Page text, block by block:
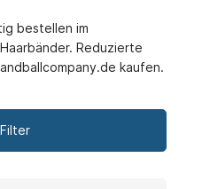
bestellen im
Reduzierte
kaufen.
Filter